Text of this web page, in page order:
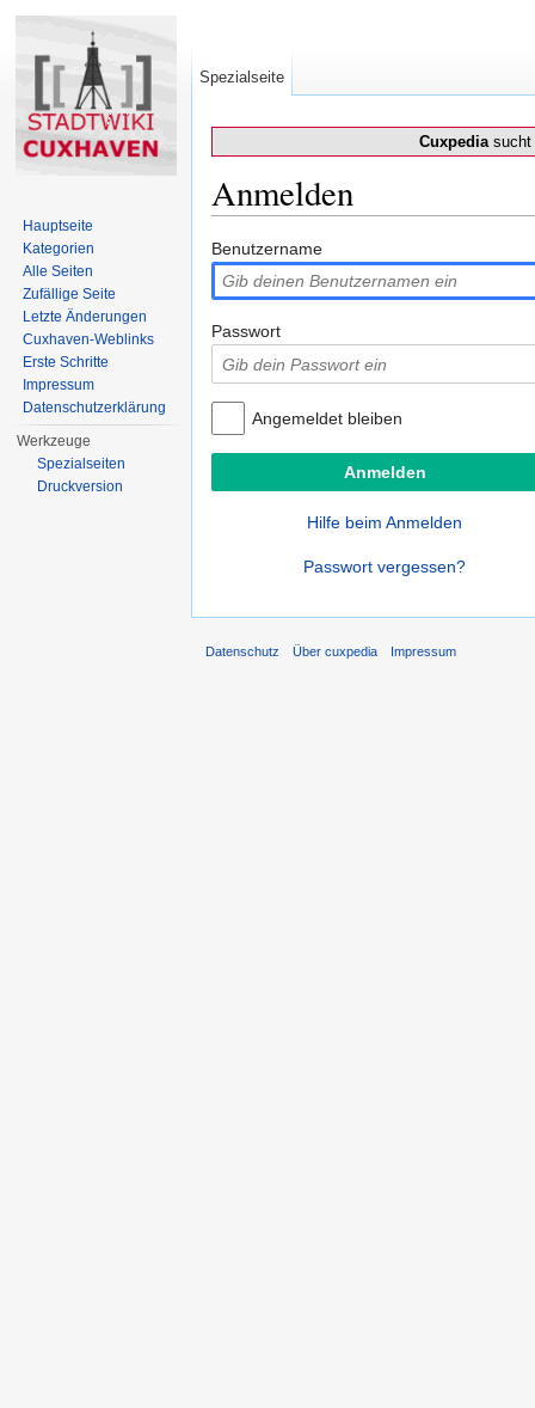
Cuxpediasucht
Anmelden
Benutzername
Passwort
Angemeldet bleiben
Hilfe beim Anmelden
Passwort vergessen?
Spezialseite
Hauptseite
Kategorien
Alle Seiten
Zufällige Seite
Letzte Änderungen
Cuxhaven-Weblinks
Erste Schritte
Impressum
Datenschutzerklärung
Werkzeuge
Spezialseiten
Druckversion
Datenschutz Über cuxpedia Impressum